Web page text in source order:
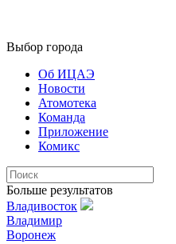
Выбор города
Об ИЦАЭ
Новости
Атомотека
Команда
Приложение
Комикс
Больше результатов
Владивосток
Владимир
Воронеж